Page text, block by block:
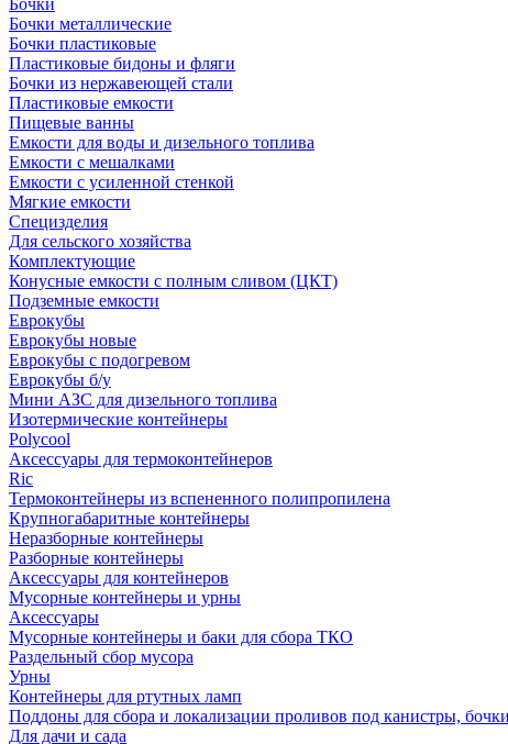
Бочки
Бочки металлические
Бочки пластиковые
Пластиковые бидоны и фляги
Бочки из нержавеющей стали
Пластиковые емкости
Пищевые ванны
Емкости для воды и дизельного топлива
Емкости с мешалками
Емкости с усиленной стенкой
Мягкие емкости
Специзделия
Для сельского хозяйства
Комплектующие
Конусные емкости с полным сливом (ЦКТ)
Подземные емкости
Еврокубы
Еврокубы новые
Еврокубы с подогревом
Еврокубы б/у
Мини АЗС для дизельного топлива
Изотермические контейнеры
Polycool
Аксессуары для термоконтейнеров
Ric
Термоконтейнеры из вспененного полипропилена
Крупногабаритные контейнеры
Неразборные контейнеры
Разборные контейнеры
Аксессуары для контейнеров
Мусорные контейнеры и урны
Аксессуары
Мусорные контейнеры и баки для сбора ТКО
Раздельный сбор мусора
Урны
Контейнеры для ртутных ламп
Поддоны для сбора и локализации проливов под канистры,
Для дачи и сада